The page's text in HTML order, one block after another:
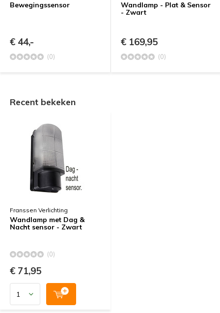
Bewegingssensor
€ 44,-
(0)
Wandlamp - Plat & Sensor
- Zwart
€ 169,95
(0)
Recent bekeken
Franssen Verlichting
Wandlamp met Dag &
Nacht sensor - Zwart
(0)
€ 71,95